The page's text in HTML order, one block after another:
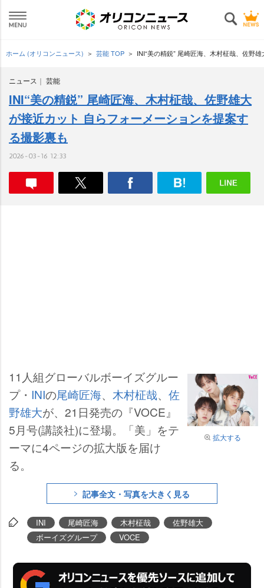
ホーム (オリコンニュース) 芸能 TOP INI“美の精鋭” 尾崎匠海、木村柾哉、佐野
ニュース 芸能
INI“美の精鋭” 尾崎匠海、木村柾哉、佐野雄大
が接近カット 自らフォーメーションを提案す
る撮影裏も
2026-03-16 12:33
拡大する
11人組グローバルボーイズグルー
プ・ INIの尾崎匠海、 木村柾哉、 佐
野雄大が、21日発売の『VOCE』
5月号(講談社)に登場。「美」をテ
ーマに4ページの拡大版を届け
る。
記事全文・写真を大きく見る
INI 尾崎匠海 木村柾哉
佐野雄大
ボーイズグループ
VOCE